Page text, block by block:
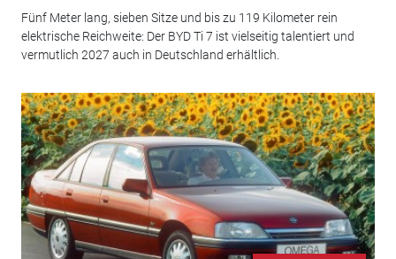
Fünf Meter lang, sieben Sitze und bis zu 119 Kilometer rein
elektrische Reichweite: Der BYD Ti 7 ist vielseitig talentiert und
vermutlich 2027 auch in Deutschland erhältlich.